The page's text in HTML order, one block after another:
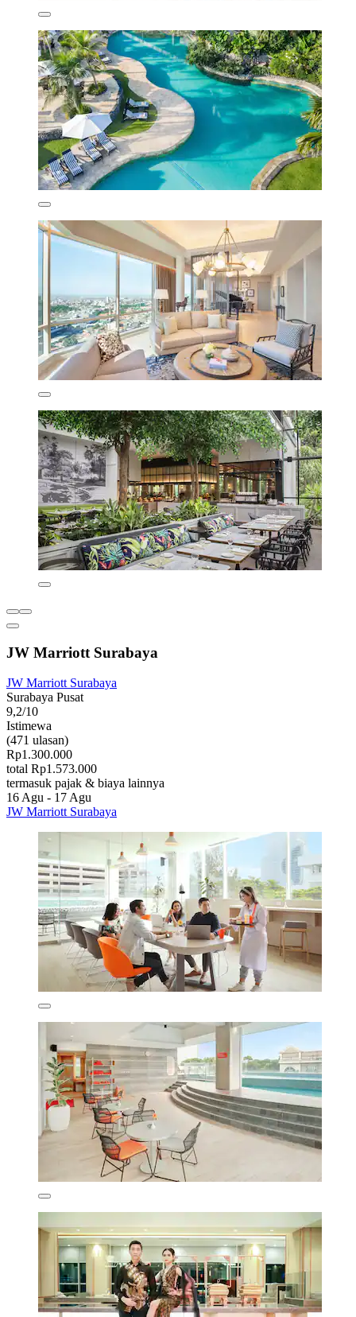
JW Marriott Surabaya
JW Marriott Surabaya
Surabaya Pusat
9,2/10
Istimewa
(471 ulasan)
Rp1.300.000
total Rp1.573.000
termasuk pajak & biaya lainnya
16 Agu - 17 Agu
JW Marriott Surabaya